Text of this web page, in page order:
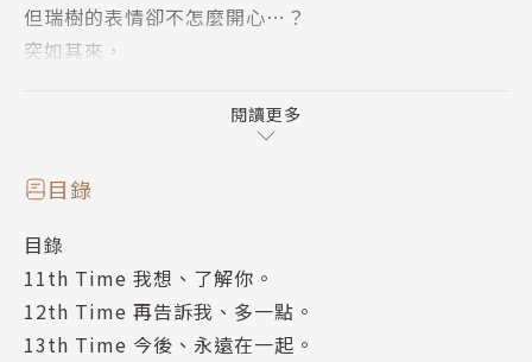
但瑞樹的表情卻不怎麼開心…？
突如其來，
另外收錄短篇故事《主人是國王陛下》！
閱讀更多
目錄
目錄
11th Time 我想、了解你。
12th Time 再告訴我、多一點。
13th Time 今後、永遠在一起。